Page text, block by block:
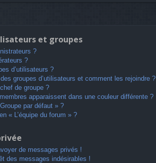
et groupes
?
?
d’utilisateurs ?
groupes d’utilisateurs et comment les rejoindre ?
de groupe ?
apparaissent dans une couleur différente ?
par défaut » ?
« L’équipe du forum » ?
de messages privés !
des messages indésirables !